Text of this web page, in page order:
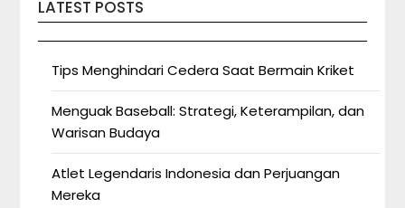
LATEST POSTS
Tips Menghindari Cedera Saat Bermain Kriket
Menguak Baseball: Strategi, Keterampilan, dan
Warisan Budaya
Atlet Legendaris Indonesia dan Perjuangan
Mereka